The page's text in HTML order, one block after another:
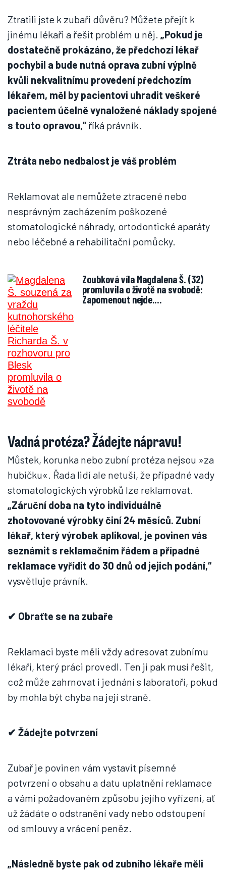
Ztratili jste k zubaři důvěru? Můžete přejít k
jinému lékaři a řešit problém u něj. „Pokud je
dostatečně prokázáno, že předchozí lékař
pochybil a bude nutná oprava zubní výplně
kvůli nekvalitnímu provedení předchozím
lékařem, měl by pacientovi uhradit veškeré
pacientem účelně vynaložené náklady spojené
s touto opravou,” říká právník.
Ztráta nebo nedbalost je váš problém
Reklamovat ale nemůžete ztracené nebo
nesprávným zacházením poškozené
stomatologické náhrady, ortodontické aparáty
nebo léčebné a rehabilitační pomůcky.
Zoubková víla Magdalena Š. (32)
promluvila o životě na svobodě:
Zapomenout nejde.…
Vadná protéza? Žádejte nápravu!
Můstek, korunka nebo zubní protéza nejsou »za
hubičku«. Řada lidí ale netuší, že případné vady
stomatologických výrobků lze reklamovat.
„Záruční doba na tyto individuálně
zhotovované výrobky činí 24 měsíců. Zubní
lékař, který výrobek aplikoval, je povinen vás
seznámit s reklamačním řádem a případné
reklamace vyřídit do 30 dnů od jejich podání,“
vysvětluje právník.
✔ Obraťte se na zubaře
Reklamaci byste měli vždy adresovat zubnímu
lékaři, který práci provedl. Ten ji pak musí řešit,
což může zahrnovat i jednání s laboratoří, pokud
by mohla být chyba na její straně.
✔ Žádejte potvrzení
Zubař je povinen vám vystavit písemné
potvrzení o obsahu a datu uplatnění reklamace
a vámi požadovaném způsobu jejího vyřízení, ať
už žádáte o odstranění vady nebo odstoupení
od smlouvy a vrácení peněz.
„Následně byste pak od zubního lékaře měli